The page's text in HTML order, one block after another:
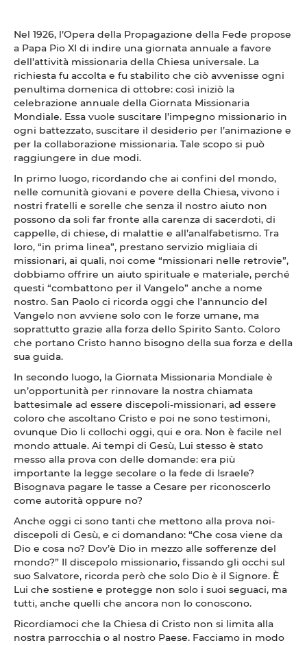
Nel 1926, l’Opera della Propagazione della Fede propose
a Papa Pio XI di indire una giornata annuale a favore
dell’attività missionaria della Chiesa universale. La
richiesta fu accolta e fu stabilito che ciò avvenisse ogni
penultima domenica di ottobre: così iniziò la
celebrazione annuale della Giornata Missionaria
Mondiale. Essa vuole suscitare l’impegno missionario in
ogni battezzato, suscitare il desiderio per l’animazione e
per la collaborazione missionaria. Tale scopo si può
raggiungere in due modi.
In primo luogo, ricordando che ai confini del mondo,
nelle comunità giovani e povere della Chiesa, vivono i
nostri fratelli e sorelle che senza il nostro aiuto non
possono da soli far fronte alla carenza di sacerdoti, di
cappelle, di chiese, di malattie e all’analfabetismo. Tra
loro, “in prima linea”, prestano servizio migliaia di
missionari, ai quali, noi come “missionari nelle retrovie”,
dobbiamo offrire un aiuto spirituale e materiale, perché
questi “combattono per il Vangelo” anche a nome
nostro. San Paolo ci ricorda oggi che l’annuncio del
Vangelo non avviene solo con le forze umane, ma
soprattutto grazie alla forza dello Spirito Santo. Coloro
che portano Cristo hanno bisogno della sua forza e della
sua guida.
In secondo luogo, la Giornata Missionaria Mondiale è
un’opportunità per rinnovare la nostra chiamata
battesimale ad essere discepoli-missionari, ad essere
coloro che ascoltano Cristo e poi ne sono testimoni,
ovunque Dio li collochi oggi, qui e ora. Non è facile nel
mondo attuale. Ai tempi di Gesù, Lui stesso è stato
messo alla prova con delle domande: era più
importante la legge secolare o la fede di Israele?
Bisognava pagare le tasse a Cesare per riconoscerlo
come autorità oppure no?
Anche oggi ci sono tanti che mettono alla prova noi-
discepoli di Gesù, e ci domandano: “Che cosa viene da
Dio e cosa no? Dov’è Dio in mezzo alle sofferenze del
mondo?” Il discepolo missionario, fissando gli occhi sul
suo Salvatore, ricorda però che solo Dio è il Signore. È
Lui che sostiene e protegge non solo i suoi seguaci, ma
tutti, anche quelli che ancora non lo conoscono.
Ricordiamoci che la Chiesa di Cristo non si limita alla
nostra parrocchia o al nostro Paese. Facciamo in modo